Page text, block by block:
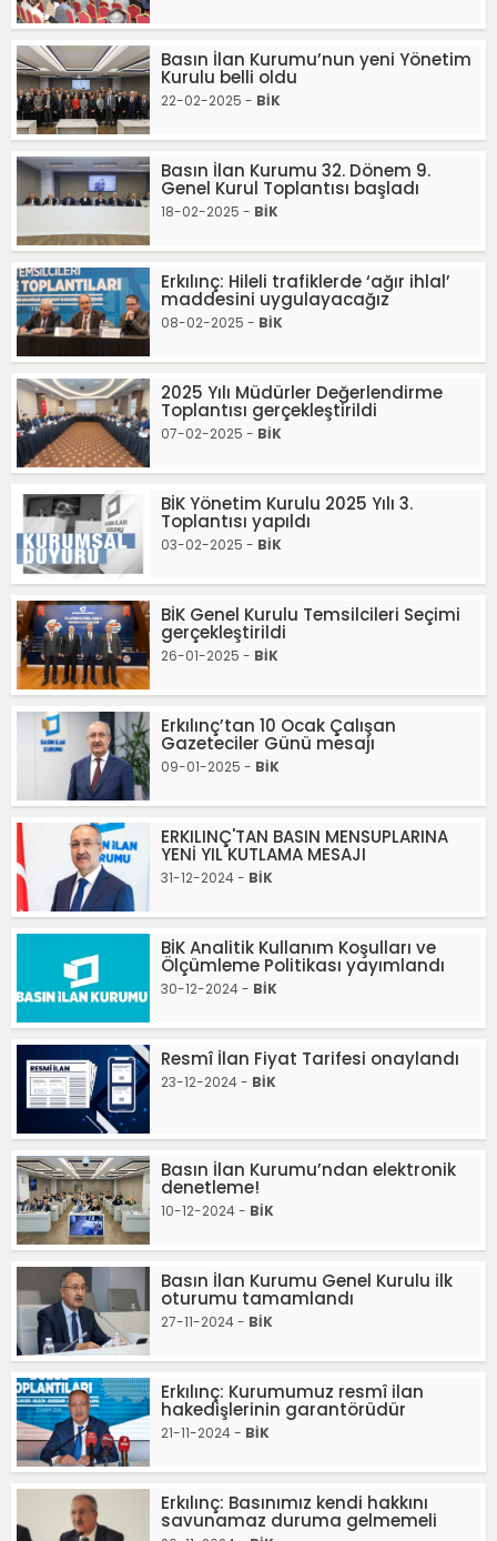
Basın İlan Kurumu’nun yeni Yönetim
Kurulu belli oldu
22-02-2025 - BİK
Basın İlan Kurumu 32. Dönem 9.
Genel Kurul Toplantısı başladı
18-02-2025 - BİK
Erkılınç: Hileli trafiklerde ‘ağır ihlal’
maddesini uygulayacağız
08-02-2025 - BİK
2025 Yılı Müdürler Değerlendirme
Toplantısı gerçekleştirildi
07-02-2025 - BİK
BİK Yönetim Kurulu 2025 Yılı 3.
Toplantısı yapıldı
03-02-2025 - BİK
BİK Genel Kurulu Temsilcileri Seçimi
gerçekleştirildi
26-01-2025 - BİK
Erkılınç’tan 10 Ocak Çalışan
Gazeteciler Günü mesajı
09-01-2025 - BİK
ERKILINÇ'TAN BASIN MENSUPLARINA
YENİ YIL KUTLAMA MESAJI
31-12-2024 - BİK
BİK Analitik Kullanım Koşulları ve
Ölçümleme Politikası yayımlandı
30-12-2024 - BİK
Resmî İlan Fiyat Tarifesi onaylandı
23-12-2024 - BİK
Basın İlan Kurumu’ndan elektronik
denetleme!
10-12-2024 - BİK
Basın İlan Kurumu Genel Kurulu ilk
oturumu tamamlandı
27-11-2024 - BİK
Erkılınç: Kurumumuz resmî ilan
hakedişlerinin garantörüdür
21-11-2024 - BİK
Erkılınç: Basınımız kendi hakkını
savunamaz duruma gelmemeli